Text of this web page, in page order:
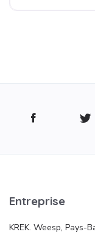
Entreprise
KREK. Weesp, Pays-